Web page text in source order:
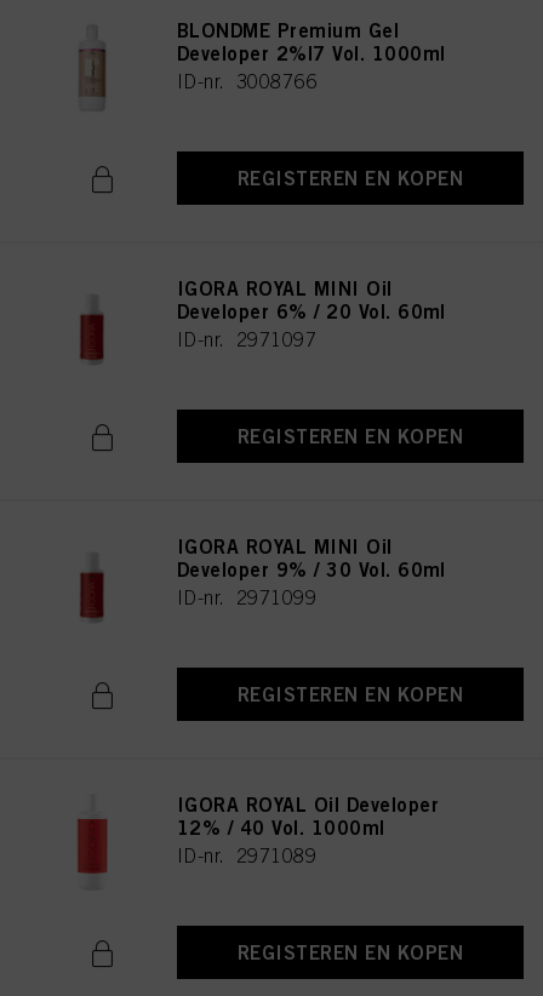
BLONDME Premium Gel
Developer 2%|7 Vol. 1000ml
ID-nr. 3008766
REGISTEREN EN KOPEN
IGORA ROYAL MINI Oil
Developer 6% / 20 Vol. 60ml
ID-nr. 2971097
REGISTEREN EN KOPEN
IGORA ROYAL MINI Oil
Developer 9% / 30 Vol. 60ml
ID-nr. 2971099
REGISTEREN EN KOPEN
IGORA ROYAL Oil Developer
12% / 40 Vol. 1000ml
ID-nr. 2971089
REGISTEREN EN KOPEN